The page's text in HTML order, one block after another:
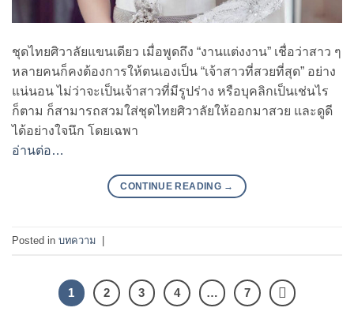
ชุดไทยศิวาลัยแขนเดียว เมื่อพูดถึง “งานแต่งงาน” เชื่อว่าสาว ๆ
หลายคนก็คงต้องการให้ตนเองเป็น “เจ้าสาวที่สวยที่สุด” อย่าง
แน่นอน ไม่ว่าจะเป็นเจ้าสาวที่มีรูปร่าง หรือบุคลิกเป็นเช่นไร
ก็ตาม ก็สามารถสวมใส่ชุดไทยศิวาลัยให้ออกมาสวย และดูดี
ได้อย่างใจนึก โดยเฉพา
อ่านต่อ…
CONTINUE READING →
Posted in บทความ |
1 2 3 4 … 7